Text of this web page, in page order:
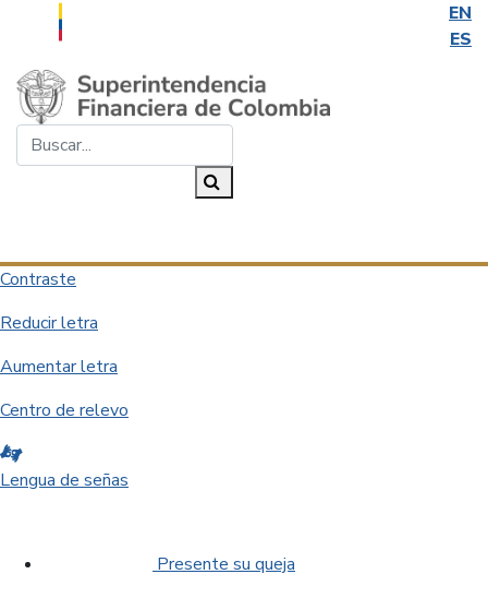
EN
ES
Saltar al contenido principal
Contraste
Reducir letra
Aumentar letra
Centro de relevo
Lengua de señas
Presente su queja